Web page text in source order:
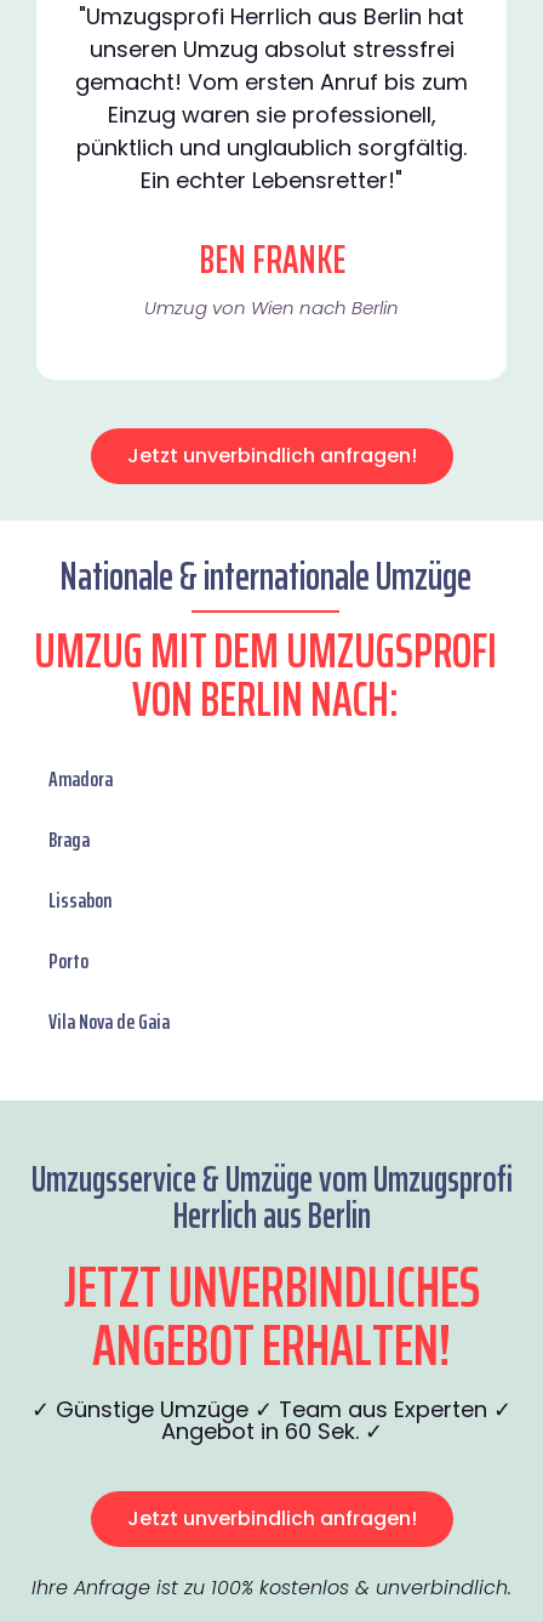
"Umzugsprofi Herrlich aus Berlin hat
unseren Umzug absolut stressfrei
gemacht! Vom ersten Anruf bis zum
Einzug waren sie professionell,
pünktlich und unglaublich sorgfältig.
Ein echter Lebensretter!"
BEN FRANKE
Umzug von Wien nach Berlin
Jetzt unverbindlich anfragen!
Nationale & internationale Umzüge
UMZUG MIT DEM UMZUGSPROFI
VON BERLIN NACH:
Amadora
Braga
Lissabon
Porto
Vila Nova de Gaia
Umzugsservice & Umzüge vom Umzugsprofi
Herrlich aus Berlin
JETZT UNVERBINDLICHES
ANGEBOT ERHALTEN!
✓ Günstige Umzüge ✓ Team aus Experten ✓
Angebot in 60 Sek. ✓
Jetzt unverbindlich anfragen!
Ihre Anfrage ist zu 100% kostenlos & unverbindlich.